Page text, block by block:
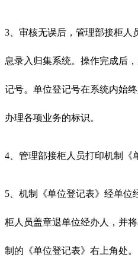
3、审核无误后，管理部接柜人
息录入归集系统。操作完成后
记号。单位登记号在系统内始
办理各项业务的标识。
4、管理部接柜人员打印机制《
5、机制《单位登记表》经单位
柜人员盖章退单位经办人，并
制的《单位登记表》右上角处。